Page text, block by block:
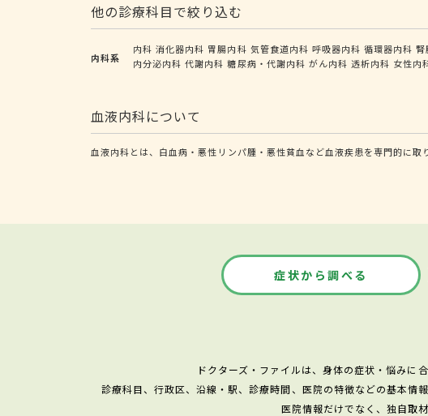
他の診療科目で絞り込む
内科系
内科 消化器内科 胃腸内科 気管食道内科 呼吸器内科 循環器内科 腎
内分泌内科 代謝内科 糖尿病・代謝内科 がん内科 透析内科 女性内
血液内科について
血液内科とは、白血病・悪性リンパ腫・悪性貧血など血液疾患を専門的に取
症状から調べる
ドクターズ・ファイルは、身体の症状・悩みに
診療科目、行政区、沿線・駅、診療時間、医院の特徴などの基本情
医院情報だけでなく、独自取